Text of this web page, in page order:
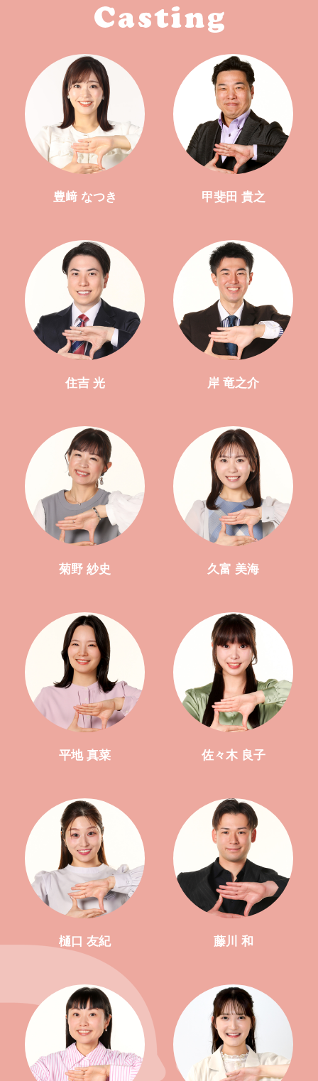
豊﨑 なつき 甲斐田 貴之
住吉 光 岸 竜之介
菊野 紗史 久富 美海
平地 真菜 佐々木 良子
樋口 友紀 藤川 和